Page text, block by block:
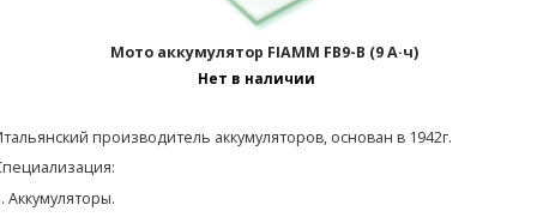
Мото аккумулятор FIAMM FB9-B (9 А·ч)
Нет в наличии
производитель аккумуляторов, основан в 1942г.
Аккумуляторы.